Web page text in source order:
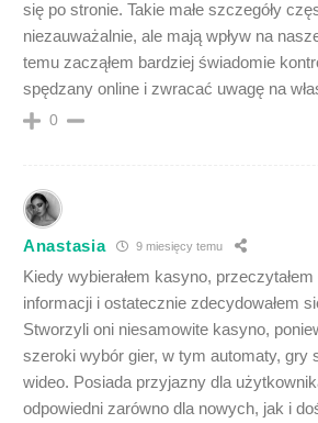
się po stronie. Takie małe szczegóły
niezauważalnie, ale mają wpływ na
temu zacząłem bardziej świadomie
spędzany online i zwracać uwagę na
0
Anastasia 9 miesięcy temu
Kiedy wybierałem kasyno,
informacji i ostatecznie zdecydowałem
Stworzyli oni niesamowite kasyno,
szeroki wybór gier, w tym automaty, gry
wideo. Posiada przyjazny dla
odpowiedni zarówno dla nowych, jak i